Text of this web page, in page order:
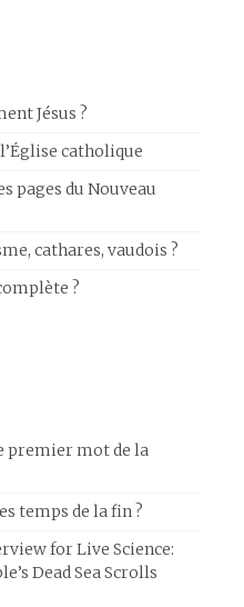
Jésus ?
catholique
pages du Nouveau
cathares, vaudois ?
?
premier mot de la
temps de la fin ?
for Live Science:
Dead Sea Scrolls